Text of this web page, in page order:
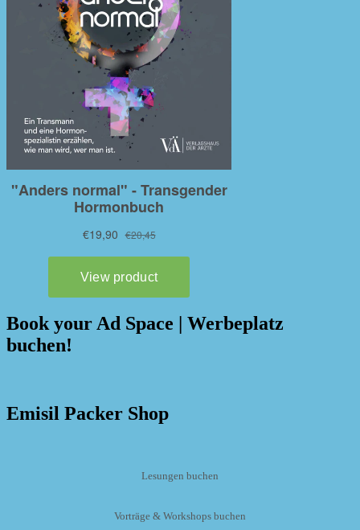
Book your Ad Space | Werbeplatz
buchen!
Emisil Packer Shop
Lesungen buchen
Vorträge & Workshops buchen